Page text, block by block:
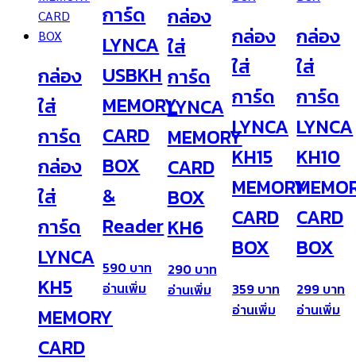
กล่อง
ใส่
การ์ด
กล่อง
ใส่
การ์ด
LYNCA
KH5
MEMORY
CARD
การ์ด
LYNCA
USBKH
MEMORY
CARD
BOX
&
Reader
590
อ่านเพิ่ม
กล่อง
ใส่
การ์ด
LYNCA
MEMORY
CARD
BOX
KH6
290
อ่านเพิ่ม
กล่อง
ใส่
การ์ด
LYNCA
KH15
MEMORY
CARD
BOX
359
อ่านเพิ่ม
กล่อง
ใส่
การ์ด
LYNCA
KH10
CARD
BOX
299
อ่านเพิ่ม